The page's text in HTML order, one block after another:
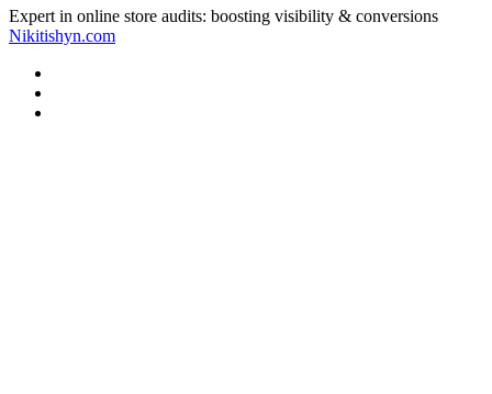
Expert in online store audits: boosting visibility & conversions
Nikitishyn.com